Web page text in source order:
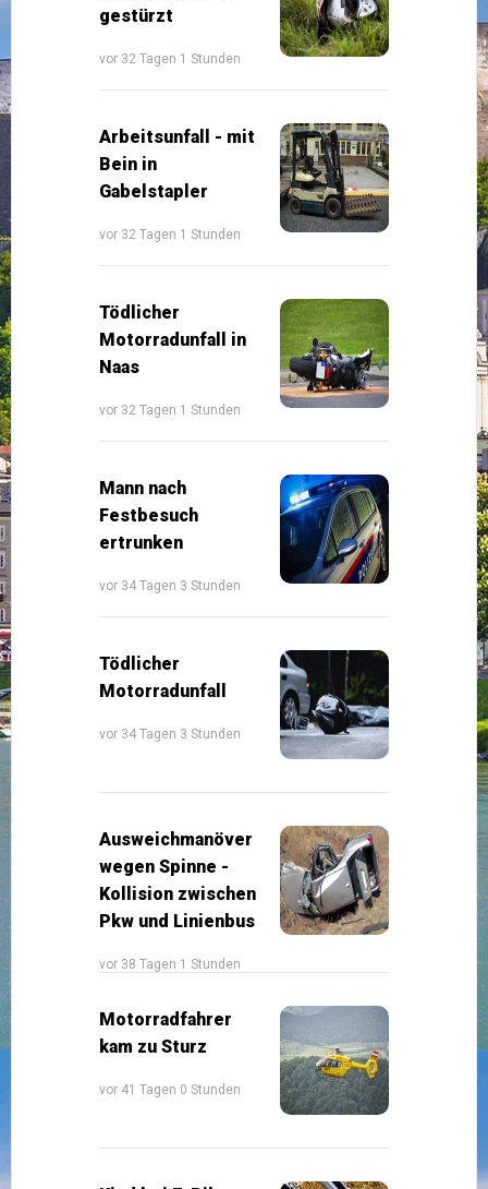
gestürzt
vor 32 Tagen 1 Stunden
Arbeitsunfall - mit
Bein in
Gabelstapler
vor 32 Tagen 1 Stunden
Tödlicher
Motorradunfall in
Naas
vor 32 Tagen 1 Stunden
Mann nach
Festbesuch
ertrunken
vor 34 Tagen 3 Stunden
Tödlicher
Motorradunfall
vor 34 Tagen 3 Stunden
Ausweichmanöver
wegen Spinne -
Kollision zwischen
Pkw und Linienbus
vor 38 Tagen 1 Stunden
Motorradfahrer
kam zu Sturz
vor 41 Tagen 0 Stunden